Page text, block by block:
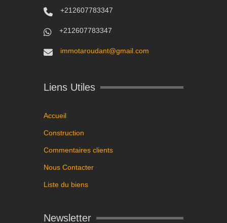
+212607783347
+212607783347
immotaroudant@gmail.com
Liens Utiles
Accueil
Construction
Commentaires clients
Nous Contacter
Liste du biens
Newsletter